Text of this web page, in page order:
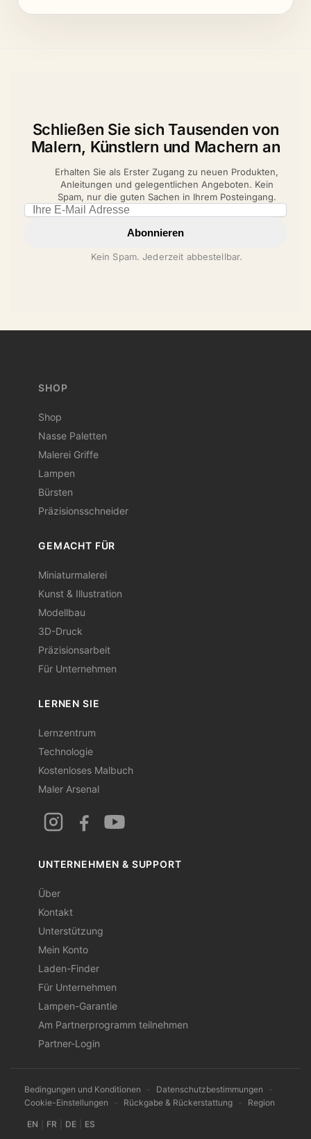
Schließen Sie sich Tausenden von
Malern, Künstlern und Machern an
Erhalten Sie als Erster Zugang zu neuen Produkten,
Anleitungen und gelegentlichen Angeboten. Kein
Spam, nur die guten Sachen in Ihrem Posteingang.
Email address
Abonnieren
Kein Spam. Jederzeit abbestellbar.
SHOP
Shop
Nasse Paletten
Malerei Griffe
Lampen
Bürsten
Präzisionsschneider
GEMACHT FÜR
Miniaturmalerei
Kunst & Illustration
Modellbau
3D-Druck
Präzisionsarbeit
Für Unternehmen
LERNEN SIE
Lernzentrum
Technologie
Kostenloses Malbuch
Maler Arsenal
UNTERNEHMEN & SUPPORT
Über
Kontakt
Unterstützung
Mein Konto
Laden-Finder
Für Unternehmen
Lampen-Garantie
Am Partnerprogramm teilnehmen
Partner-Login
Bedingungen und Konditionen - Datenschutzbestimmungen
-
Cookie-Einstellungen
- Rückgabe & Rückerstattung - Region
EN FR DE ES